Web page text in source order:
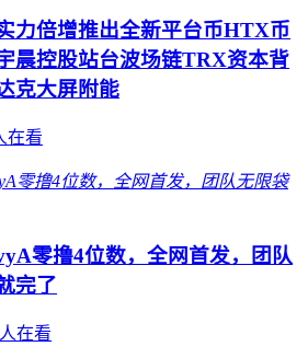
力倍增推出全新平台币HTX币
晨控股站台波场链TRX资本背
克大屏附能
在看
零撸4位数，全网首发，团队
完了
在看